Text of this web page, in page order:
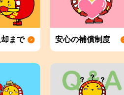
まで 安心の補償制度